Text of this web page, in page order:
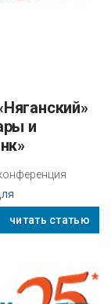
и
читать статью